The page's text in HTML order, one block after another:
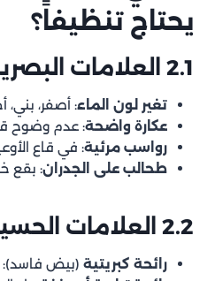
5.1 التنظيف بالروبوتات
5.4 أنظمة المراقبة الذكية
الفصل السادس:
6.2 الصيانة الشهرية
6.3 الصيانة ربع السنوية
يحتاج تنظيفاً؟
2.1 العلامات البصرية
تغير لون الماء: أصفر،
عكارة واضحة: عدم وضوح
رواسب مرئية: في قاع
طحالب على الجدران: بقع
2.2 العلامات الحسية
رائحة كبريتية (بيض فاسد):